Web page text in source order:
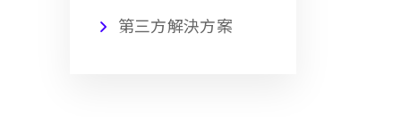
第三方解決方案